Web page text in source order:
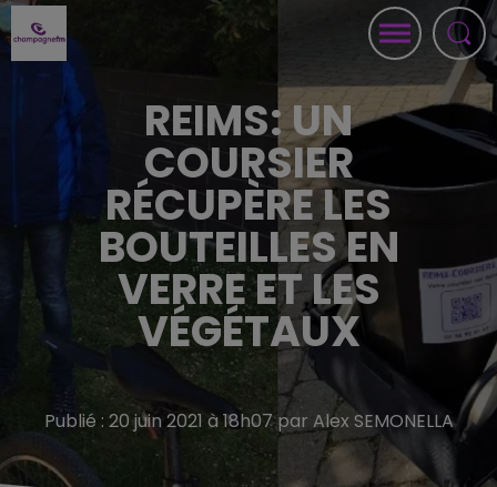
REIMS: UN
COURSIER
RÉCUPÈRE LES
BOUTEILLES EN
VERRE ET LES
VÉGÉTAUX
Publié : 20 juin 2021 à 18h07 par Alex SEMONELLA